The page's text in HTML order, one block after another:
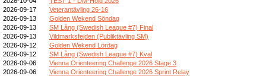
2026-09-17
Veterantävling 26-16
2026-09-13
Golden Wekend Söndag
2026-09-13
SM Lång (Swedish League #7) Final
2026-09-13
Vildmarksfejden (Publiktävling SM)
2026-09-12
Golden Wekend Lördag
2026-09-12
SM Lång (Swedish League #7) Kval
2026-09-06
Vienna Orienteering Challenge 2026 Stage 3
2026-09-06
Vienna Orienteering Challenge 2026 Sprint Relay